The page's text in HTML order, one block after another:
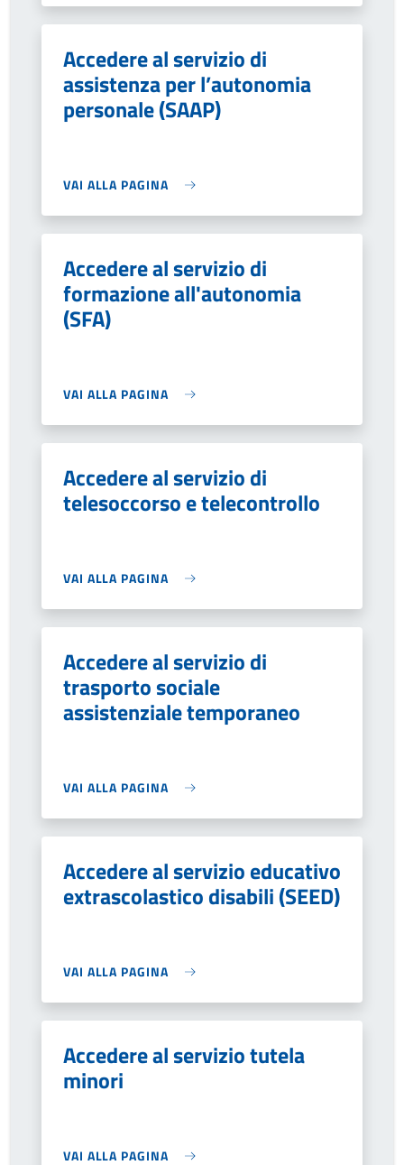
Accedere al servizio di
assistenza per l’autonomia
personale (SAAP)
VAI ALLA PAGINA
Accedere al servizio di
formazione all'autonomia
(SFA)
VAI ALLA PAGINA
Accedere al servizio di
telesoccorso e telecontrollo
VAI ALLA PAGINA
Accedere al servizio di
trasporto sociale
assistenziale temporaneo
VAI ALLA PAGINA
Accedere al servizio educativo
extrascolastico disabili (SEED)
VAI ALLA PAGINA
Accedere al servizio tutela
minori
VAI ALLA PAGINA